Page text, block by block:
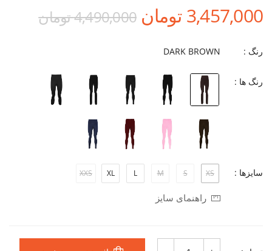
3,457,000 تومان 4,490,000 تومان
رنگ : DARK BROWN
رنگ ها :
سایزها : XS
S
M
L
XL
XXS
راهنمای سایز